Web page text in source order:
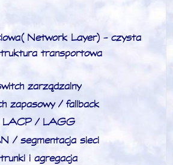
(Network Layer) - czysta
transportowa
zarządzalny
zapasowy / fallback
LACP / LAGG
/ segmentacja sieci
trunki i agregacja